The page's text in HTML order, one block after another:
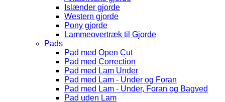
Islænder gjorde
Western gjorde
Pony gjorde
Lammeovertræk til Gjorde
Pads
Pad med Open Cut
Pad med Correction
Pad med Lam Under
Pad med Lam - Under og Foran
Pad med Lam - Under, Foran og Bagved
Pad uden Lam